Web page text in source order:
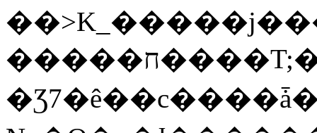
�����ח����T;�uU�w��oovW�N�\�v�̓��N��6xz��z^��s�;